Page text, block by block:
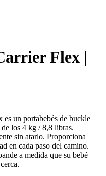
Flex |
un portabebés de buckle
los 4 kg / 8,8 libras.
sin atarlo. Proporciona
en cada paso del camino.
a medida que su bebé